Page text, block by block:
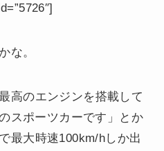
な。
高のエンジンを搭載して
スポーツカーです」とか
最大時速100km/hしか出